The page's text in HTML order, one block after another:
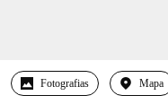
Fotografias Mapa